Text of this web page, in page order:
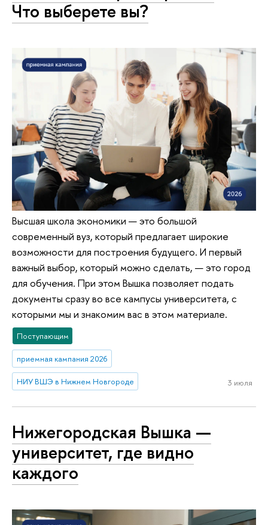
Что выберете вы?
Высшая школа экономики — это большой
современный вуз, который предлагает широкие
возможности для построения будущего. И первый
важный выбор, который можно сделать, — это город
для обучения. При этом Вышка позволяет подать
документы сразу во все кампусы университета, с
которыми мы и знакомим вас в этом материале.
Поступающим
приемная кампания 2026
НИУ ВШЭ в Нижнем Новгороде 3 июля
Нижегородская Вышка —
университет, где видно
каждого